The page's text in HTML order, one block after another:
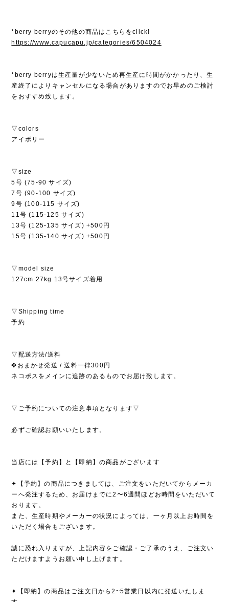
*berry berryのその他の商品はこちらをclick!
https://www.capucapu.jp/categories/6504024
*berry berryは生産量が少ないため再生産に時間がかかったり、生
産終了によりキャンセルになる場合がありますのでお早めのご検討
をおすすめ致します。
▽colors
アイボリー
▽size
5号 (75-90 サイズ)
7号 (90-100 サイズ)
9号 (100-115 サイズ)
11号 (115-125 サイズ)
13号 (125-135 サイズ) +500円
15号 (135-140 サイズ) +500円
▽model size
127cm 27kg 13号サイズ着用
▽Shipping time
予約
▽配送方法/送料
✤おまかせ発送 / 送料一律300円
ネコポスをメインに追跡のあるものでお届け致します。
▽ご予約についての注意事項となります▽
必ずご確認お願いいたします。
当店には【予約】と【即納】の商品がございます
✦【予約】の商品につきましては、ご注文をいただいてからメーカ
ーへ発注するため、お届けまでに2〜6週間ほどお時間をいただいて
おります。
また、生産時期やメーカーの状況によっては、一ヶ月以上お時間を
いただく場合もございます。
誠に恐れ入りますが、上記内容をご確認・ご了承のうえ、ご注文い
ただけますようお願い申し上げます。
✦【即納】の商品はご注文日から2~5営業日以内に発送いたしま